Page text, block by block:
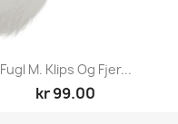
Fugl M. Klips Og Fjer...
kr 99.00